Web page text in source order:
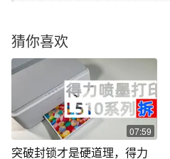
猜你喜欢
07:59
突破封锁才是硬道理，得力